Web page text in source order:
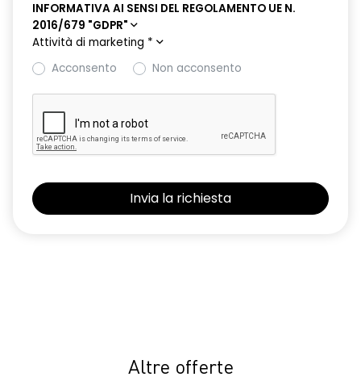
INFORMATIVA AI SENSI DEL REGOLAMENTO UE N.
2016/679 "GDPR"
Attività di marketing *
Acconsento
Non acconsento
Altre offerte